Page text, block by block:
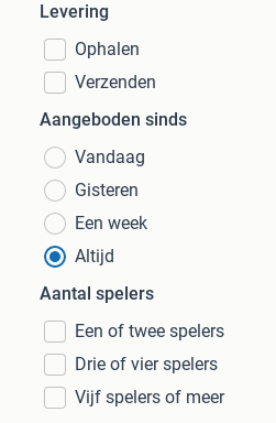
Levering
Ophalen
Verzenden
Aangeboden sinds
Vandaag
Gisteren
Een week
Altijd
Aantal spelers
Een of twee spelers
Drie of vier spelers
Vijf spelers of meer